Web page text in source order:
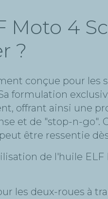
Moto 4
?
conçue pour les
formulation
offrant ainsi une
et de "stop-n-go".
être ressentie
de l'huile ELF
les deux-roues à